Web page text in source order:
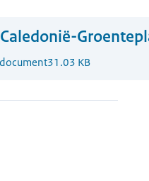
31.03 KB